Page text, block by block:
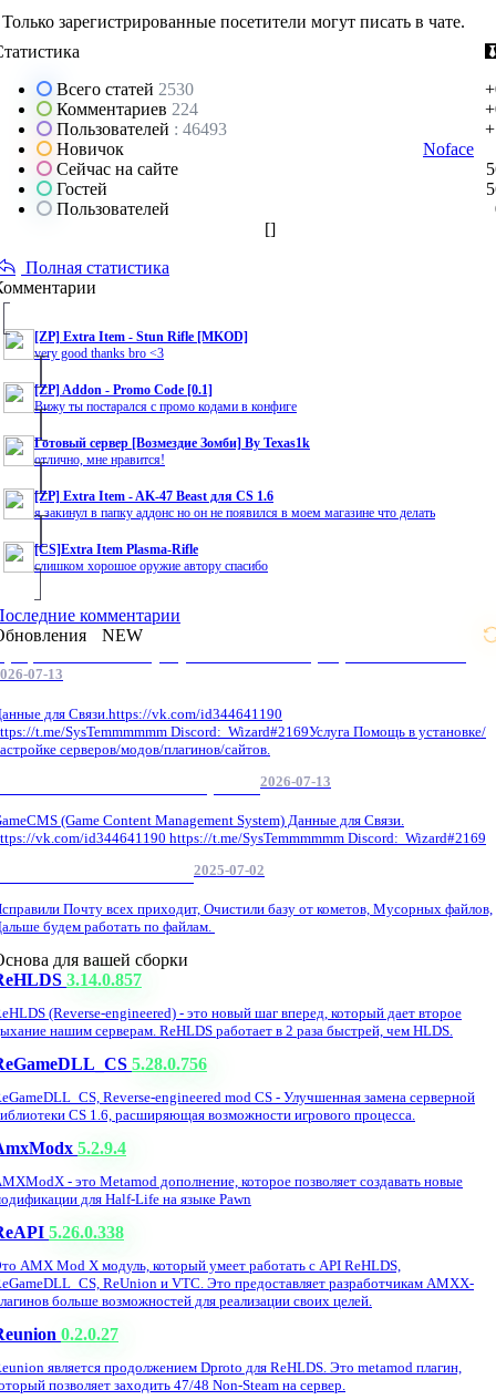
Только зарегистрированные посетители могут писать в чате.
Всего статей 2530
Комментариев 224
Пользователей : 46493
Новичок
Noface
Сейчас на сайте
Гостей
Пользователей
[]
Полная статистика
[ZP] Extra Item - Stun Rifle [MKOD]
very good thanks bro <3
[ZP] Addon - Promo Code [0.1]
Вижу ты постарался с промо кодами в конфиге
Готовый сервер [Возмездие Зомби] By Texas1k
отлично, мне нравится!
[ZP] Extra Item - AK-47 Beast для CS 1.6
я закинул в папку аддонс но он не появился в моем магазине что делать
[CS]Extra Item Plasma-Rifle
слишком хорошое оружие автору спасибо
комментарии
NEW
07-13
для Связи.https://vk.com/id344641190
t.me/SysTemmmmmm Discord: Wizard#2169Услуга Помощь в установке/
серверов/модов/плагинов/сайтов.
2026-07-13
(Game Content Management System) Данные для Связи.
vk.com/id344641190 https://t.me/SysTemmmmmm Discord: Wizard#2169
2025-07-02
Почту всех приходит, Очистили базу от кометов, Мусорных файлов,
будем работать по файлам.
для вашей сборки
3.14.0.857
(Reverse-engineered) - это новый шаг вперед, который дает второе
нашим серверам. ReHLDS работает в 2 раза быстрей, чем HLDS.
5.28.0.756
Reverse-engineered mod CS - Улучшенная замена серверной
CS 1.6, расширяющая возможности игрового процесса.
5.2.9.4
- это Metamod дополнение, которое позволяет создавать новые
для Half-Life на языке Pawn
5.26.0.338
AMX Mod X модуль, который умеет работать с API ReHLDS,
ReUnion и VTC. Это предоставляет разработчикам AMXX-
больше возможностей для реализации своих целей.
0.2.0.27
является продолжением Dproto для ReHLDS. Это metamod плагин,
позволяет заходить 47/48 Non-Steam на сервер.